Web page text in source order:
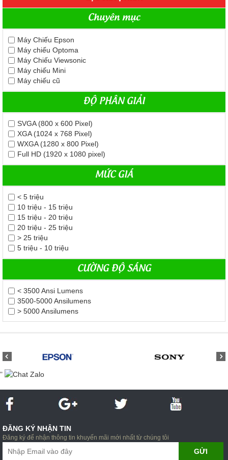
Chuyên mục
Máy Chiếu Epson
Máy chiếu Optoma
Máy Chiếu Viewsonic
Máy chiếu Mini
Máy chiếu cũ
ĐỘ PHÂN GIẢI
SVGA (800 x 600 Pixel)
XGA (1024 x 768 Pixel)
WXGA (1280 x 800 Pixel)
Full HD (1920 x 1080 pixel)
MỨC GIÁ
< 5 triệu
10 triệu - 15 triệu
15 triệu - 20 triệu
20 triệu - 25 triệu
> 25 triệu
5 triệu - 10 triệu
CƯỜNG ĐỘ SÁNG
< 3500 Ansi Lumens
3500-5000 Ansilumens
> 5000 Ansilumens
"
ĐĂNG KÝ NHẬN TIN
Đăng ký để nhận thông tin khuyến mãi mới nhất từ chúng tôi